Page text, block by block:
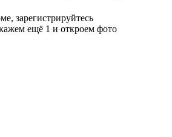
зарегистрируйтесь
ещё 1 и откроем фото